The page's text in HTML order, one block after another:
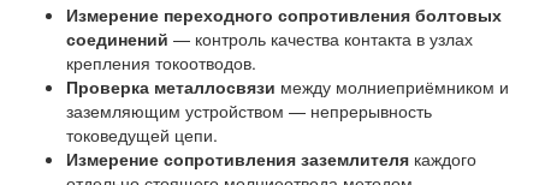
Измерение переходного сопротивления болтовых
соединений — контроль качества контакта в узлах
крепления токоотводов.
Проверка металлосвязи между молниеприёмником и
заземляющим устройством — непрерывность
токоведущей цепи.
Измерение сопротивления заземлителя каждого